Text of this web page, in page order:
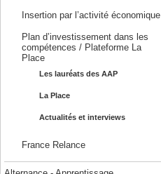
Insertion par l’activité économique
Plan d’investissement dans les
compétences / Plateforme La
Place
Les lauréats des AAP
La Place
Actualités et interviews
France Relance